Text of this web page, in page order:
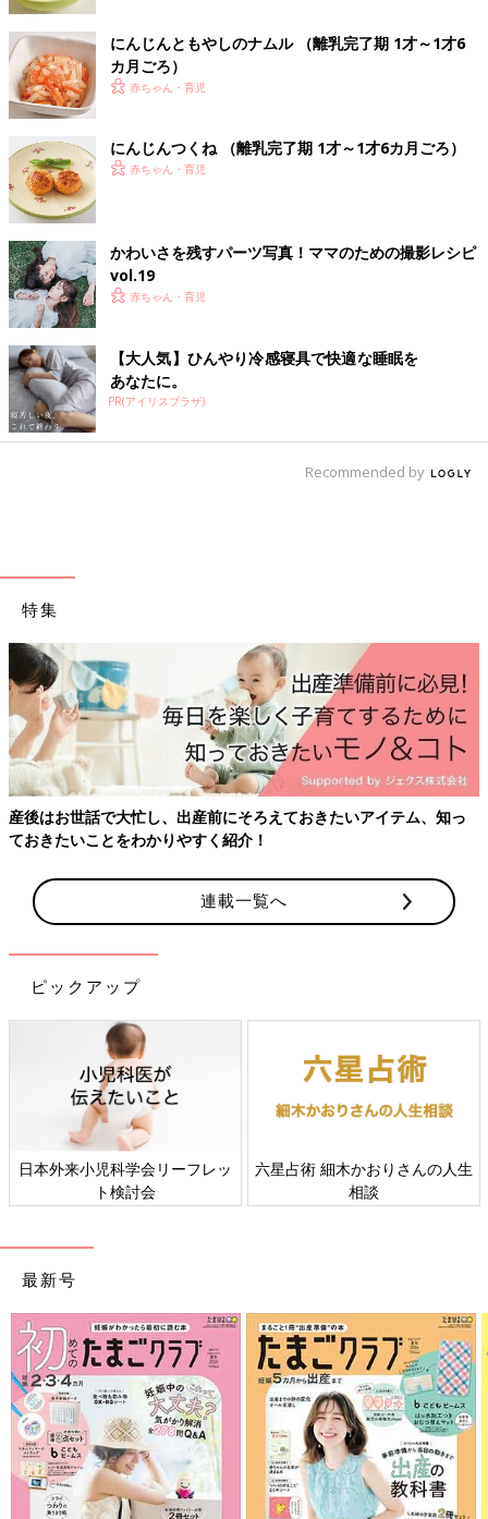
ろ
9～11ヶ月ごろから使える、米、めん、パンな
ど炭水化物を含む食材を使った、エネルギー源
になる炭水化物のレシピをご紹介。ブロッコリ
茶巾ずし 作り方・レシピ 離乳食後期9
～11ヶ月ごろ
フルーツサンド 作り方・レシピ 離乳食
9～11ヶ月ごろから使える、米、めん、パンな
ど炭水化物を含む食材を使った、エネルギー源
になる炭水化物のレシピをご紹介。フルーツサ
ンド
離乳食後期 9～11ヶ月・かみかみ期 の離乳食レシピをもっとみ
初めてママ&パパのための365日の離乳食カレンダー (ベネッセ・
ムック たまひよブックス)
Amazonで見る
にんじんともやしのナムル （離乳完了期 1才～1才6
カ月ごろ）
赤ちゃん・育児
にんじんつくね （離乳完了期 1才～1才6カ月ごろ）
赤ちゃん・育児
かわいさを残すパーツ写真！ママのための撮影レシピ
vol.19
赤ちゃん・育児
【大人気】ひんやり冷感寝具で快適な睡眠を
あなたに。
PR(アイリスプラザ)
Recommended by
特集
産後はお世話で大忙し、出産前にそろえておきたいアイテム、知っ
ておきたいことをわかりやすく紹介！
連載一覧へ
ピックアップ
日本外来小児科学会リーフレッ
ト検討会
六星占術 細木かおりさんの人生
相談
最新号